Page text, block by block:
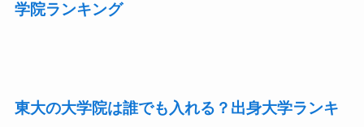
学院ランキング
東大の大学院は誰でも入れる？出身大学ランキ